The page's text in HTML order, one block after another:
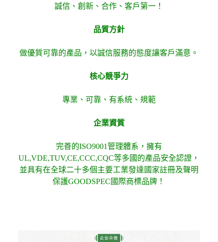
誠信、創新、合作、客戶第一！
品質方針
做優質可靠的產品，以誠信服務的態度讓客戶滿意。
核心競爭力
專業、可靠、有系統、規範
企業資質
完善的ISO9001管理體系，擁有
UL,VDE,TUV,CE,CCC,CQC等多國的產品安全認證，
並具有在全球二十多個主要工業發達國家註冊及聲明
保護GOODSPEC國際商標品牌！